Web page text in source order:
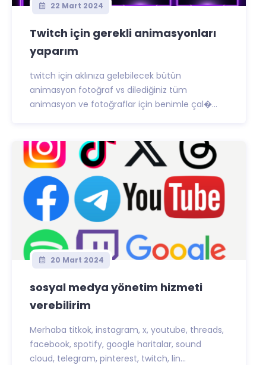
22 Mart 2024
Twitch için gerekli animasyonları
yaparım
twitch için aklınıza gelebilecek bütün
animasyon fotoğraf vs dilediğiniz tüm
animasyon ve fotoğraflar için benimle çal�...
20 Mart 2024
sosyal medya yönetim hizmeti
verebilirim
Merhaba titkok, instagram, x, youtube, threads,
facebook, spotify, google haritalar, sound
cloud, telegram, pinterest, twitch, lin...